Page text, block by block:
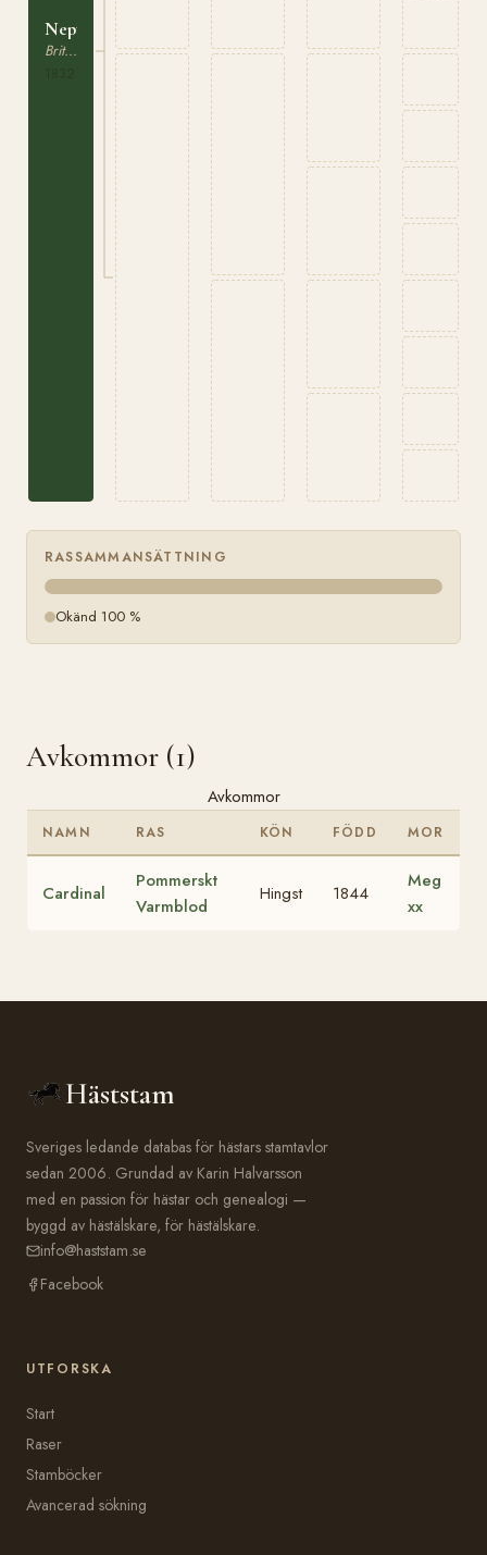
Neptun
Brittiskt Varmblod
RASSAMMANSÄTTNING
Okänd 100 %
Avkommor (1)
Avkommor
NAMN RAS KÖN FÖDD MOR
Cardinal
Pommerskt
Varmblod
Hingst 1844
Meg
xx
Häststam
Sveriges ledande databas för hästars stamtavlor
sedan 2006. Grundad av Karin Halvarsson
med en passion för hästar och genealogi —
byggd av hästälskare, för hästälskare.
info@haststam.se
Facebook
UTFORSKA
Start
Raser
Stamböcker
Avancerad sökning